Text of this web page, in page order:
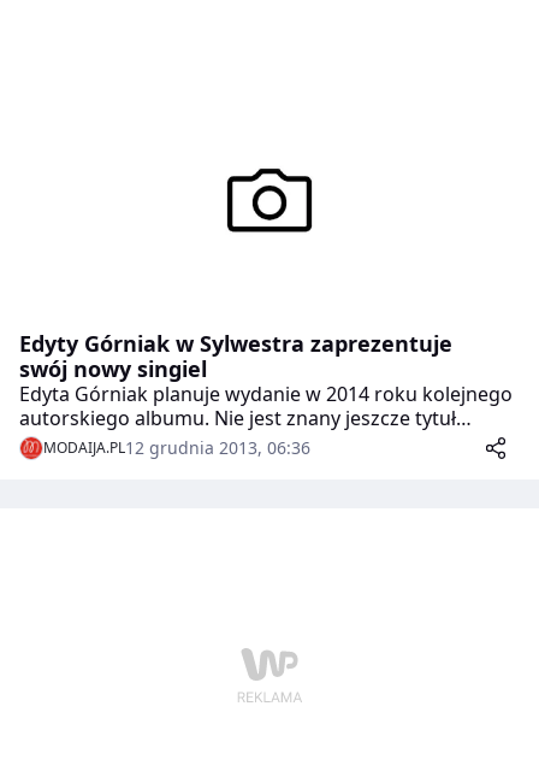
Edyty Górniak w Sylwestra zaprezentuje
swój nowy singiel
Edyta Górniak planuje wydanie w 2014 roku kolejnego
autorskiego albumu. Nie jest znany jeszcze tytuł
produkcji oraz data jego premiery. Wiadomo
natomiast, że pierwszy singiel promujący nadchodzące
MODAIJA.PL12 grudnia 2013, 06:36